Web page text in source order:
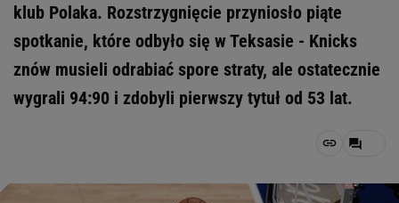
klub Polaka. Rozstrzygnięcie przyniosło piąte
spotkanie, które odbyło się w Teksasie - Knicks
znów musieli odrabiać spore straty, ale ostatecznie
wygrali 94:90 i zdobyli pierwszy tytuł od 53 lat.